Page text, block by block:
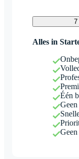
7
Alles in
Één